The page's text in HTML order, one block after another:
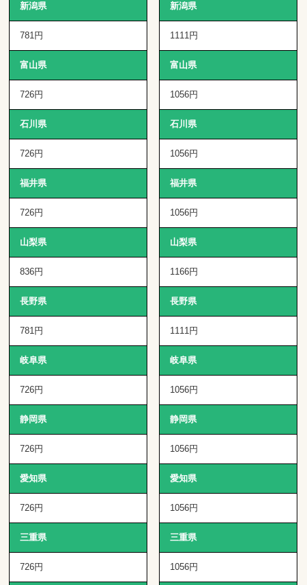
新潟県
781円
富山県
726円
石川県
726円
福井県
726円
山梨県
836円
長野県
781円
岐阜県
726円
静岡県
726円
愛知県
726円
三重県
726円
新潟県
1111円
富山県
1056円
石川県
1056円
福井県
1056円
山梨県
1166円
長野県
1111円
岐阜県
1056円
静岡県
1056円
愛知県
1056円
三重県
1056円